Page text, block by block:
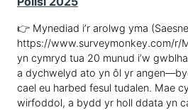
👉 Mynediad i’r arolwg yma
https://www.surveymonkey.com/r/
yn cymryd tua 20 munud i’w
a dychwelyd ato yn ôl yr
cael eu harbed fesul tudalen. Mae
wirfoddol, a bydd yr holl ddata yn